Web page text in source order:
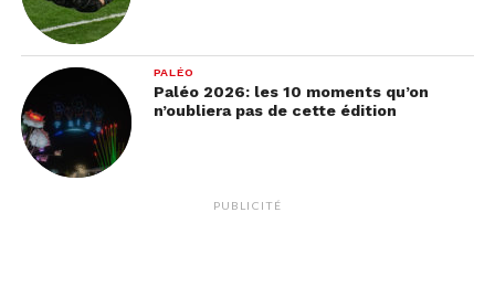
PALÉO
Paléo 2026: les 10 moments qu’on
n’oubliera pas de cette édition
PUBLICITÉ